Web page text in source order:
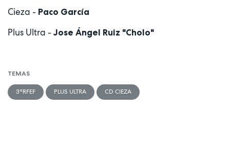
Cieza - Paco García
Plus Ultra - Jose Ángel Ruiz "Cholo"
TEMAS
3ªRFEF PLUS ULTRA CD CIEZA